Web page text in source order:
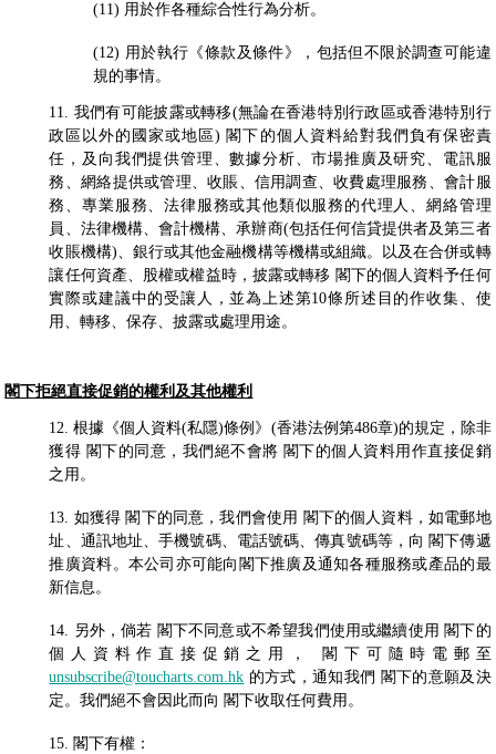
(11) 用於作各種綜合性行為分析。
(12) 用於執行《條款及條件》，包括但不限於調查可能違
規的事情。
11. 我們有可能披露或轉移(無論在香港特別行政區或香港特別行
政區以外的國家或地區) 閣下的個人資料給對我們負有保密責
任，及向我們提供管理、數據分析、市場推廣及研究、電訊服
務、網絡提供或管理、收賬、信用調查、收費處理服務、會計服
務、專業服務、法律服務或其他類似服務的代理人、網絡管理
員、法律機構、會計機構、承辦商(包括任何信貸提供者及第三者
收賬機構)、銀行或其他金融機構等機構或組織。以及在合併或轉
讓任何資產、股權或權益時，披露或轉移 閣下的個人資料予任何
實際或建議中的受讓人，並為上述第10條所述目的作收集、使
用、轉移、保存、披露或處理用途。
閣下拒絕直接促銷的權利及其他權利
12. 根據《個人資料(私隱)條例》(香港法例第486章)的規定，除非
獲得 閣下的同意，我們絕不會將 閣下的個人資料用作直接促銷
之用。
13. 如獲得 閣下的同意，我們會使用 閣下的個人資料，如電郵地
址、通訊地址、手機號碼、電話號碼、傳真號碼等，向 閣下傳遞
推廣資料。本公司亦可能向閣下推廣及通知各種服務或產品的最
新信息。
14. 另外，倘若 閣下不同意或不希望我們使用或繼續使用 閣下的
個人資料作直接促銷之用， 閣下可隨時電郵至
unsubscribe@toucharts.com.hk 的方式，通知我們 閣下的意願及決
定。我們絕不會因此而向 閣下收取任何費用。
15. 閣下有權：